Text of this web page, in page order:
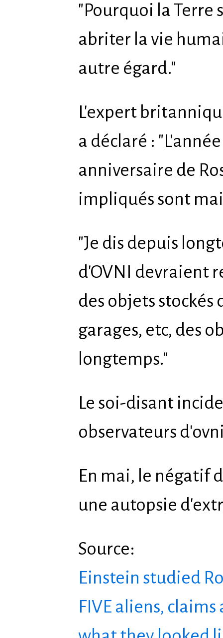
"Pourquoi la Terre
abriter la vie
autre égard."
L'expert
a déclaré :
anniversaire de
impliqués sont
"Je dis depuis
d'OVNI devraient
des objets stockés
garages, etc, des
longtemps."
Le soi-disant
observateurs
En mai, le négatif
une autopsie
Source:
Einstein studied
FIVE aliens,